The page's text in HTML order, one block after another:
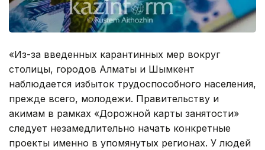
«Из-за введенных карантинных мер вокруг
столицы, городов Алматы и Шымкент
наблюдается избыток трудоспособного населения,
прежде всего, молодежи. Правительству и
акимам в рамках «Дорожной карты занятости»
следует незамедлительно начать конкретные
проекты именно в упомянутых регионах. У людей